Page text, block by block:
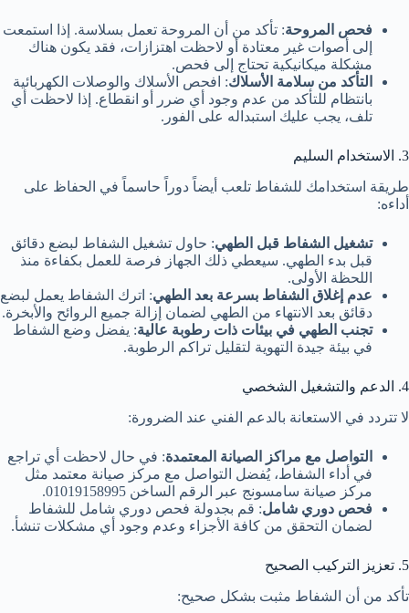
فحص المروحة: تأكد من أن المروحة تعمل بسلاسة. إذا استمعت
إلى أصوات غير معتادة أو لاحظت اهتزازات، فقد يكون هناك
مشكلة ميكانيكية تحتاج إلى فحص.
التأكد من سلامة الأسلاك: افحص الأسلاك والوصلات الكهربائية
بانتظام للتأكد من عدم وجود أي ضرر أو انقطاع. إذا لاحظت أي
تلف، يجب عليك استبداله على الفور.
3. الاستخدام السليم
طريقة استخدامك للشفاط تلعب أيضاً دوراً حاسماً في الحفاظ على
أداءه:
تشغيل الشفاط قبل الطهي: حاول تشغيل الشفاط لبضع دقائق
قبل بدء الطهي. سيعطي ذلك الجهاز فرصة للعمل بكفاءة منذ
اللحظة الأولى.
عدم إغلاق الشفاط بسرعة بعد الطهي: اترك الشفاط يعمل لبضع
دقائق بعد الانتهاء من الطهي لضمان إزالة جميع الروائح والأبخرة.
تجنب الطهي في بيئات ذات رطوبة عالية: يفضل وضع الشفاط
في بيئة جيدة التهوية لتقليل تراكم الرطوبة.
4. الدعم والتشغيل الشخصي
لا تتردد في الاستعانة بالدعم الفني عند الضرورة:
التواصل مع مراكز الصيانة المعتمدة: في حال لاحظت أي تراجع
في أداء الشفاط، يُفضل التواصل مع مركز صيانة معتمد مثل
مركز صيانة سامسونج عبر الرقم الساخن 01019158995.
فحص دوري شامل: قم بجدولة فحص دوري شامل للشفاط
لضمان التحقق من كافة الأجزاء وعدم وجود أي مشكلات تنشأ.
5. تعزيز التركيب الصحيح
تأكد من أن الشفاط مثبت بشكل صحيح: